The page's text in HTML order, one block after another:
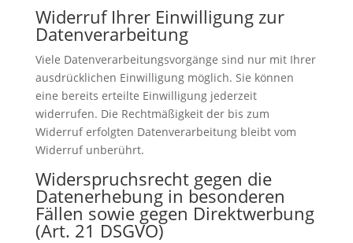
Widerruf Ihrer Einwilligung zur
Datenverarbeitung
Viele Datenverarbeitungsvorgänge sind nur mit Ihrer
ausdrücklichen Einwilligung möglich. Sie können
eine bereits erteilte Einwilligung jederzeit
widerrufen. Die Rechtmäßigkeit der bis zum
Widerruf erfolgten Datenverarbeitung bleibt vom
Widerruf unberührt.
Widerspruchsrecht gegen die
Datenerhebung in besonderen
Fällen sowie gegen Direktwerbung
(Art. 21 DSGVO)